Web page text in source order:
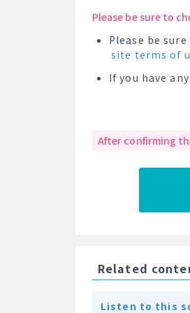
Please be sure to
Please be
site terms of
If you have
After confirming
Related
Listen to this